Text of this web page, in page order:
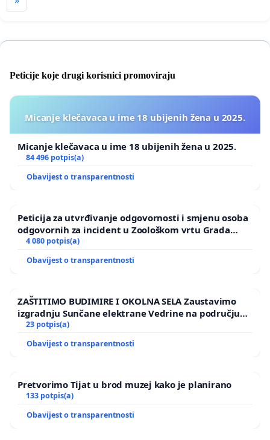
Peticije koje drugi korisnici promoviraju
Micanje klečavaca u ime 18 ubijenih žena u 2025.
Micanje klečavaca u ime 18 ubijenih žena u 2025.
84 496 potpis(a)
Obavijest o transparentnosti
Peticija za utvrđivanje odgovornosti i smjenu osoba
odgovornih za incident u Zoološkom vrtu Grada
Zagreba
4 080 potpis(a)
Obavijest o transparentnosti
ZAŠTITIMO BUDIMIRE I OKOLNA SELA Zaustavimo
izgradnju Sunčane elektrane Vedrine na području
Ugljana
23 potpis(a)
Obavijest o transparentnosti
Pretvorimo Tijat u brod muzej kako je planirano
133 potpis(a)
Obavijest o transparentnosti